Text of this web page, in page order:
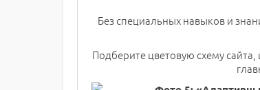
Без специальных навыков и
Подберите цветовую схему